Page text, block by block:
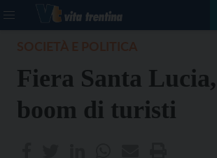
Fiera Santa Lucia,
boom di turisti